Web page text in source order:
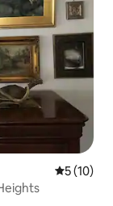
5 de uma
5 (10)